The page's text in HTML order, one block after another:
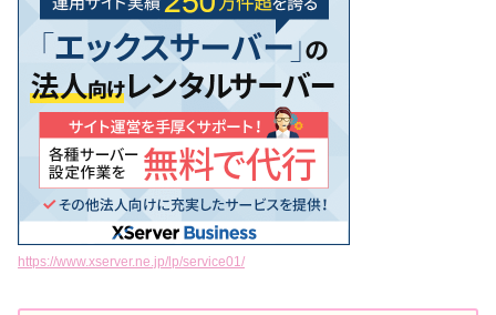
https://www.xserver.ne.jp/lp/service01/